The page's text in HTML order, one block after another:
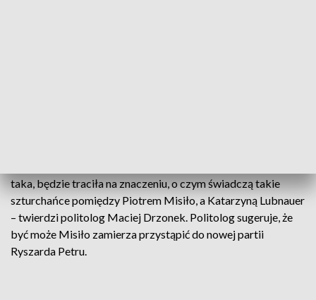
taka, będzie traciła na znaczeniu, o czym świadczą takie
szturchańce pomiędzy Piotrem Misiło, a Katarzyną Lubnauer
– twierdzi politolog Maciej Drzonek. Politolog sugeruje, że
być może Misiło zamierza przystąpić do nowej partii
Ryszarda Petru.